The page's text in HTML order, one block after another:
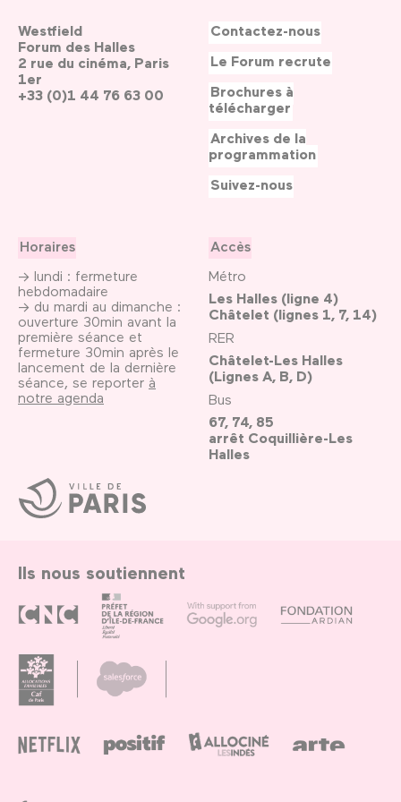
Ville
de
Paris
Westfield
Forum des Halles
2 rue du cinéma, Paris
1er
+33 (0)1 44 76 63 00
Horaires
→ lundi : fermeture
hebdomadaire
→ du mardi au dimanche :
ouverture 30min avant la
première séance et
fermeture 30min après le
lancement de la dernière
séance, se reporter à
notre agenda
Accès
Métro
Les Halles (ligne 4)
Châtelet (lignes 1, 7, 14)
RER
Châtelet-Les Halles
(Lignes A, B, D)
Bus
67, 74, 85
arrêt Coquillière-Les
Halles
Contactez-nous
Le Forum recrute
Brochures à
télécharger
Archives de la
programmation
Suivez-nous
Ils nous soutiennent